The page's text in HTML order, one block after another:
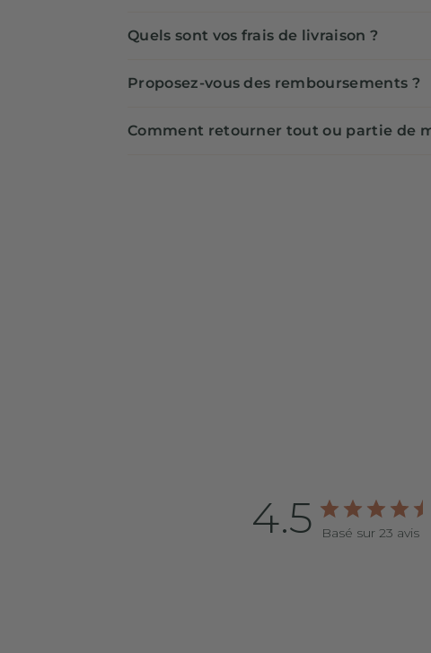
Quels sont vos frais de livraison ?
Proposez-vous des remboursements ?
Comment retourner tout ou partie de
4.5 Basé sur 23 avis